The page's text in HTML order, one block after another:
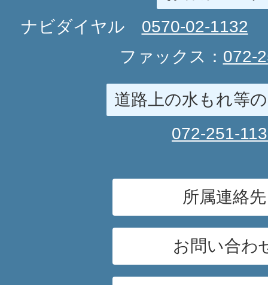
ナビダイヤル 0570-02-1132
ファックス： 072-
道路上の水もれ等
072-251-
所属連絡先
お問い合わ